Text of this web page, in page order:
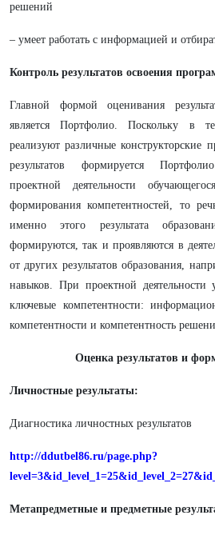
решений
– умеет работать с информацией и
Контроль результатов освоения
Главной формой оценивания
является Портфолио. Поскольку в
реализуют различные конструкторские
результатов формируется
проектной деятельности
формирования компетентностей, то
именно этого результата
формируются, так и проявляются в
от других результатов образования,
навыков. При проектной деятельности
ключевые компетентности:
компетентности и компетентность
Оценка результатов и
Личностные результаты:
Диагностика личностных результатов
http://ddutbel86.ru/page.php?
Метапредметные и предметные